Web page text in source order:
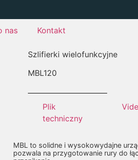
nas Kontakt
Szlifierki wielofunkcyjne
MBL120
Plik
techniczny
MBL to solidne i wysokowydajne
pozwala na przygotowanie rury do